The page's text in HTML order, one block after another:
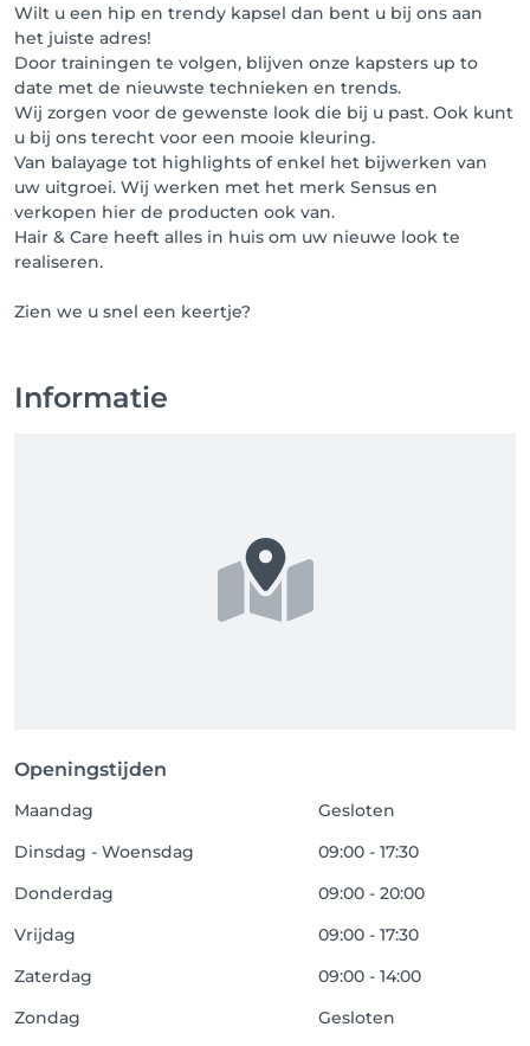
Wilt u een hip en trendy kapsel dan bent u bij ons aan
het juiste adres!
Door trainingen te volgen, blijven onze kapsters up to
date met de nieuwste technieken en trends.
Wij zorgen voor de gewenste look die bij u past. Ook kunt
u bij ons terecht voor een mooie kleuring.
Van balayage tot highlights of enkel het bijwerken van
uw uitgroei. Wij werken met het merk Sensus en
verkopen hier de producten ook van.
Hair & Care heeft alles in huis om uw nieuwe look te
realiseren.
Zien we u snel een keertje?
Informatie
Openingstijden
Maandag
Gesloten
Dinsdag - Woensdag
09:00 - 17:30
Donderdag
09:00 - 20:00
Vrijdag
09:00 - 17:30
Zaterdag
09:00 - 14:00
Zondag
Gesloten